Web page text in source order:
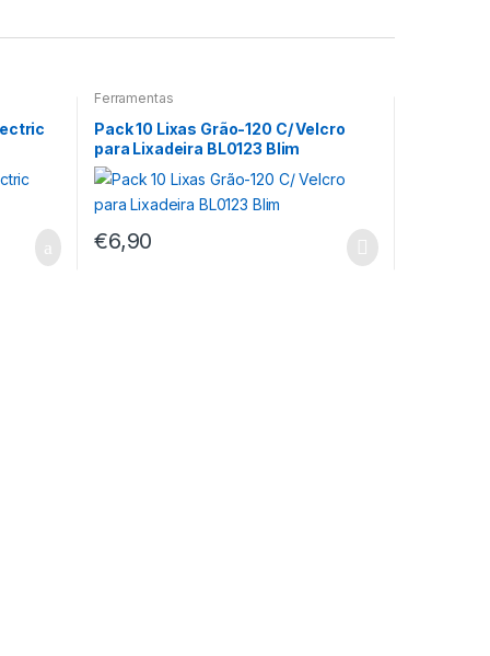
Ferramentas
Pack 10 Lixas Grão-120 C/ Velcro
para Lixadeira BL0123 Blim
€6,90